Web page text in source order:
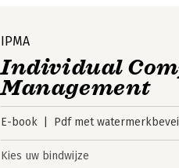
IPMA
Individual
Management
E-book Pdf met
Kies uw bindwijze